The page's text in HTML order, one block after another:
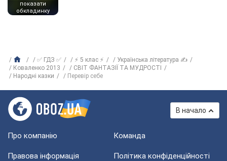
показати
обкладинку
✅ ГДЗ ✅ ⚡ 5 клас ⚡
Українська література ✍
Коваленко 2013
СВІТ ФАНТАЗІЇ ТА МУДРОСТІ
Народні казки
Перевір себе
В начало
Про компанію Команда
Правова інформація Політика конфіденційності